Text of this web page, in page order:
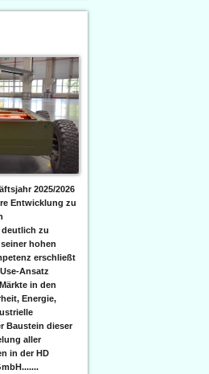
2025/2026
Entwicklung zu
zu
hohen
erschließt
Ansatz
in den
Energie,
Baustein dieser
aller
in der HD